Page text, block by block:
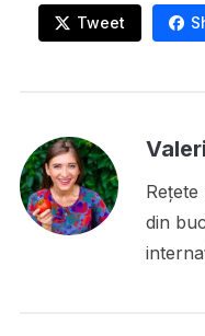
Tweet
din